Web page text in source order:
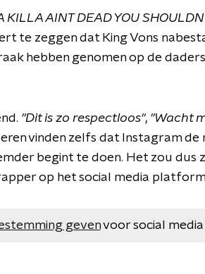
KILLA AINT DEAD YOU
te zeggen dat King Vons
hebben genomen op de
"Dit is zo respectloos", "Wacht
vinden zelfs dat Instagram de
begint te doen. Het zou dus
op het social media
gevenvoor social media